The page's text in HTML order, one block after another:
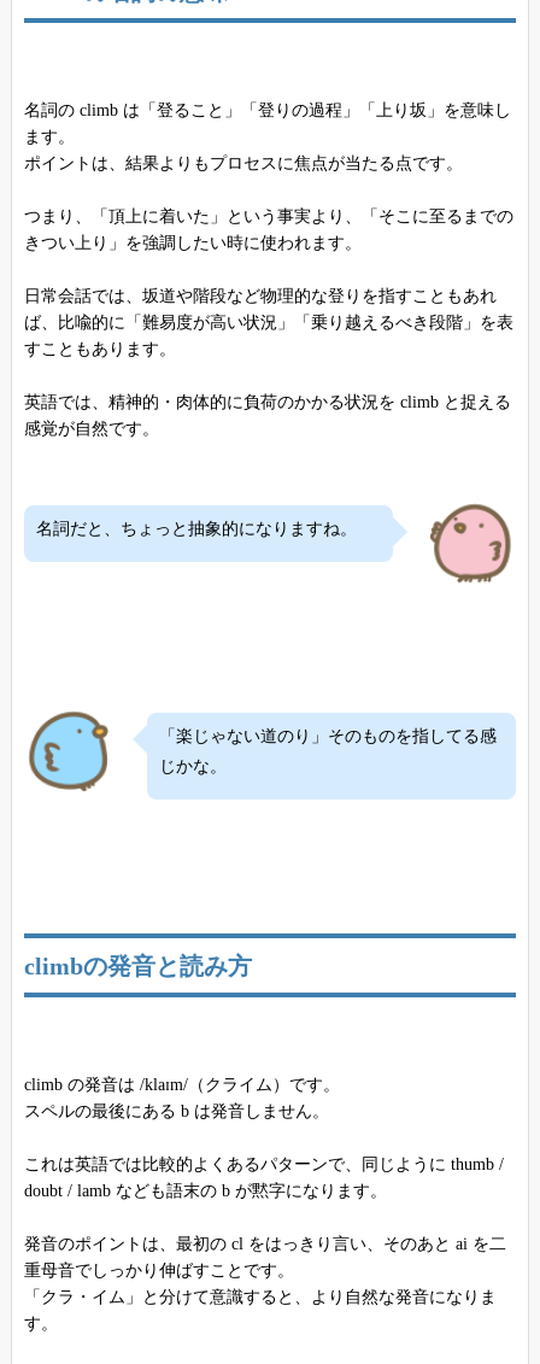
名詞の climb は「登ること」「登りの過程」「上り坂」を意味し
ます。
ポイントは、結果よりもプロセスに焦点が当たる点です。
つまり、「頂上に着いた」という事実より、「そこに至るまでの
きつい上り」を強調したい時に使われます。
日常会話では、坂道や階段など物理的な登りを指すこともあれ
ば、比喩的に「難易度が高い状況」「乗り越えるべき段階」を表
すこともあります。
英語では、精神的・肉体的に負荷のかかる状況を climb と捉える
感覚が自然です。
名詞だと、ちょっと抽象的になりますね。
「楽じゃない道のり」そのものを指してる感
じかな。
climbの発音と読み方
climb の発音は /klaɪm/（クライム）です。
スペルの最後にある b は発音しません。
これは英語では比較的よくあるパターンで、同じように thumb /
doubt / lamb なども語末の b が黙字になります。
発音のポイントは、最初の cl をはっきり言い、そのあと ai を二
重母音でしっかり伸ばすことです。
「クラ・イム」と分けて意識すると、より自然な発音になりま
す。